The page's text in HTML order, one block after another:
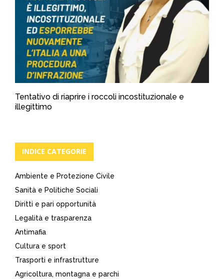
Tentativo di riaprire i roccoli incostituzionale e
illegittimo
INDICE CATEGORIE
Ambiente e Protezione Civile
Sanità e Politiche Sociali
Diritti e pari opportunità
Legalità e trasparenza
Antimafia
Cultura e sport
Trasporti e infrastrutture
Agricoltura, montagna e parchi